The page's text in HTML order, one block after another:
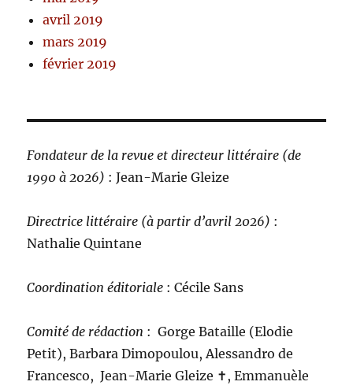
avril 2019
mars 2019
février 2019
Fondateur de la revue et directeur littéraire (de
1990 à 2026) : Jean-Marie Gleize
Directrice littéraire (à partir d’avril 2026) :
Nathalie Quintane
Coordination éditoriale : Cécile Sans
Comité de rédaction : Gorge Bataille (Elodie
Petit), Barbara Dimopoulou, Alessandro de
Francesco, Jean-Marie Gleize ‪✝︎, Emmanuèle